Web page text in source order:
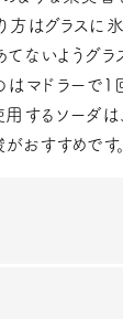
り方はグラスに
てないようグラ
はマドラーで
するソーダは
おすすめです。